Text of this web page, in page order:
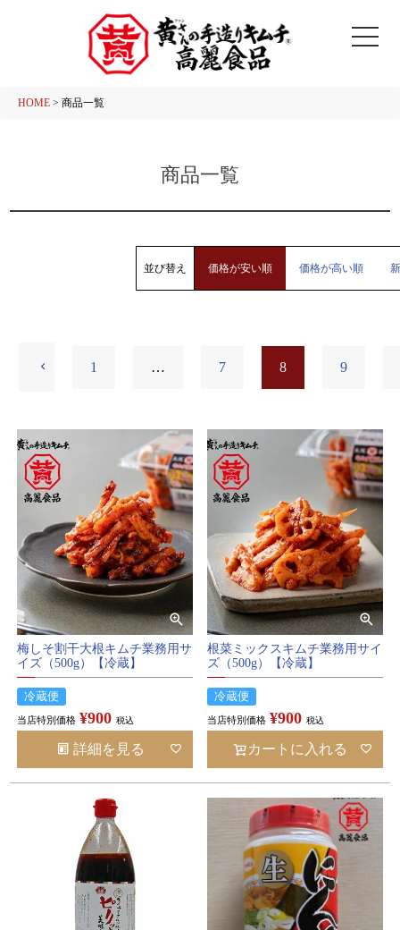
検索
HOME 商品一覧
商品一覧
並び替え 価格が安い順 価格が高い順
1 … 7 8 9
梅しそ割干大根キムチ業務用サ
イズ（500g）【冷蔵】
冷蔵便
当店特別価格 ¥900 税込
詳細を見る
根菜ミックスキムチ業務用サイ
ズ（500g）【冷蔵】
冷蔵便
当店特別価格 ¥900 税込
カートに入れる